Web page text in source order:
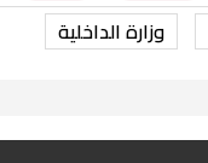
وزارة الداخلية